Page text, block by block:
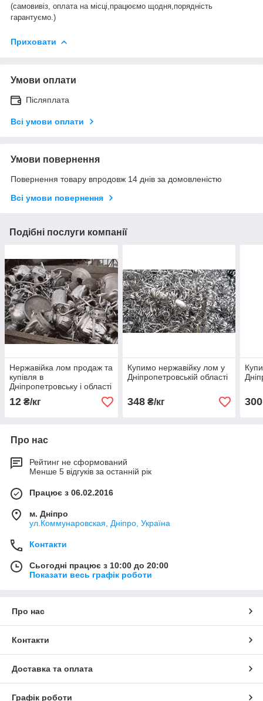
(самовивіз, оплата на місці,працюємо щодня,порядність
гарантуємо.)
Приховати
Умови оплати
Післяплата
Всі умови оплати
Умови повернення
Повернення товару впродовж 14 днів за домовленістю
Всі умови повернення
Подібні послуги компанії
Нержавійка лом продаж та
купівля в
Дніпропетровську і області
12 ₴/кг
Купимо нержавійку лом у
Дніпропетровській області
348₴/кг
Про нас
Рейтинг не сформований
Менше 5 відгуків за останній рік
Працює з 06.02.2016
м. Дніпро
ул.Коммунаровская, Дніпро, Україна
Контакти
Сьогодні працює з 10:00 до 20:00
Показати весь графік роботи
Про нас
Контакти
Доставка та оплата
Графік роботи